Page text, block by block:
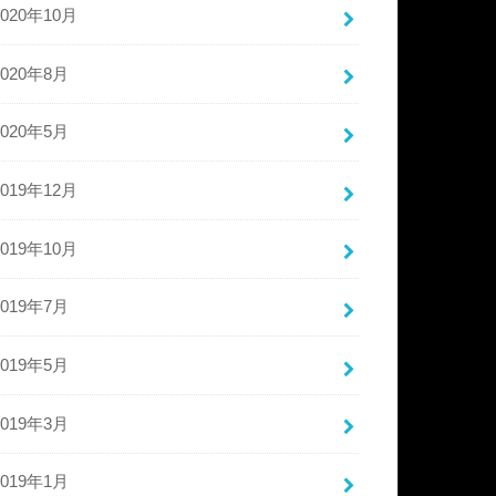
年10月
年8月
年5月
年12月
年10月
年7月
年5月
年3月
年1月